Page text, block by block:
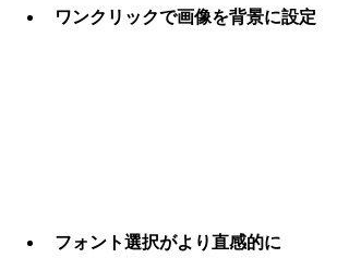
ワンクリックで画像を背景に設定
フォント選択がより直感的に